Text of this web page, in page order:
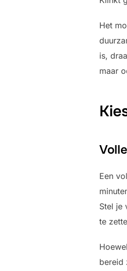
Het
is,
maar
Een
Stel je
te
bereid